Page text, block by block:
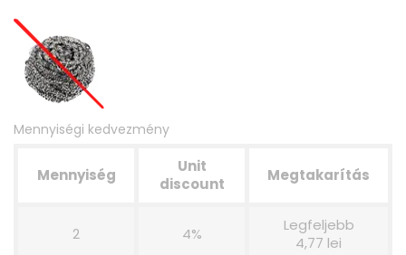
Mennyiségi kedvezmény
Mennyiség
Unit
discount
Megtakarítás
2 4%
Legfeljebb
4,77 lei